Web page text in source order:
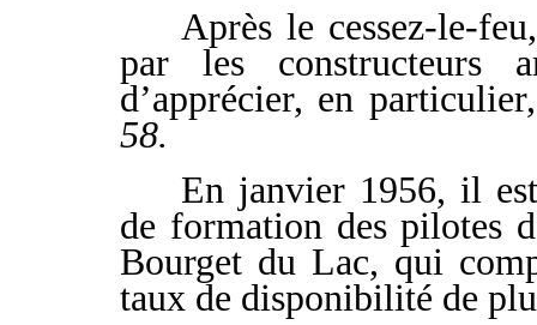
Après le cessez-le-
par les constructeurs
d’apprécier, en
58.
En janvier 1956, il
de formation des pilotes
Bourget du Lac, qui
taux de disponibilité de